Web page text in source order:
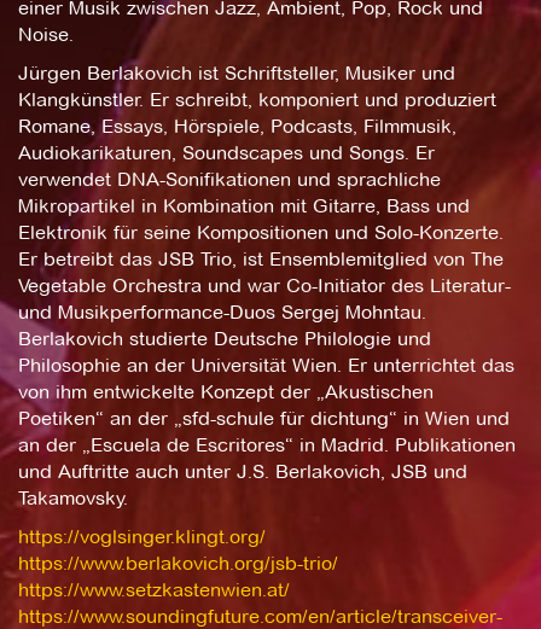
einer Musik zwischen Jazz, Ambient, Pop, Rock und
Noise.
Jürgen Berlakovich ist Schriftsteller, Musiker und
Klangkünstler. Er schreibt, komponiert und produziert
Romane, Essays, Hörspiele, Podcasts, Filmmusik,
Audiokarikaturen, Soundscapes und Songs. Er
verwendet DNA-Sonifikationen und sprachliche
Mikropartikel in Kombination mit Gitarre, Bass und
Elektronik für seine Kompositionen und Solo-Konzerte.
Er betreibt das JSB Trio, ist Ensemblemitglied von The
Vegetable Orchestra und war Co-Initiator des Literatur-
und Musikperformance-Duos Sergej Mohntau.
Berlakovich studierte Deutsche Philologie und
Philosophie an der Universität Wien. Er unterrichtet das
von ihm entwickelte Konzept der „Akustischen
Poetiken“ an der „sfd-schule für dichtung“ in Wien und
an der „Escuela de Escritores“ in Madrid. Publikationen
und Auftritte auch unter J.S. Berlakovich, JSB und
Takamovsky.
https://voglsinger.klingt.org/
https://www.berlakovich.org/jsb-trio/
https://www.setzkastenwien.at/
https://www.soundingfuture.com/en/article/transceiver-